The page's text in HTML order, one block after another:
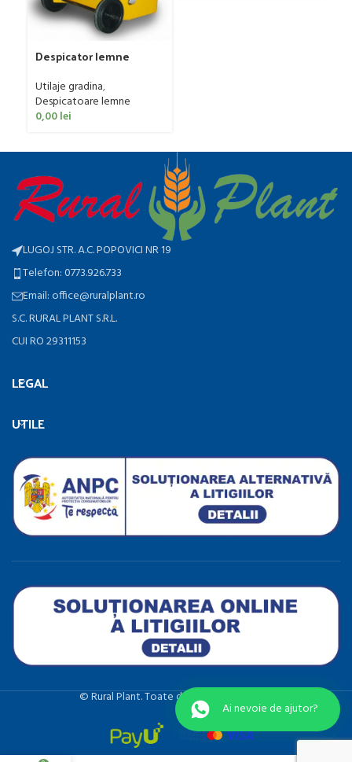
Despicator lemne
Utilaje gradina,
Despicatoare lemne
0,00lei
LUGOJ STR. A.C. POPOVICI NR 19
Telefon: 0773.926.733
Email: office@ruralplant.ro
S.C. RURAL PLANT S.R.L.
CUI RO 29311153
LEGAL
UTILE
©️ Rural Plant. Toate drepturile rezervate.
Ai nevoie de ajutor?